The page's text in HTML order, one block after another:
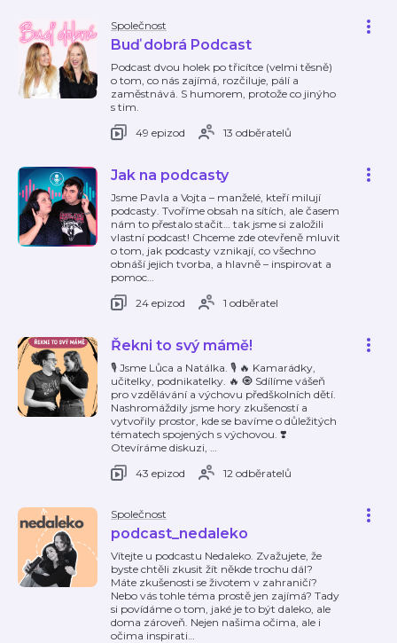
Společnost
Buď dobrá Podcast
Podcast dvou holek po třicítce (velmi těsně)
o tom, co nás zajímá, rozčiluje, pálí a
zaměstnává. S humorem, protože co jinýho
s tim.
49 epizod
13 odběratelů
Jak na podcasty
Jsme Pavla a Vojta – manželé, kteří milují
podcasty. Tvoříme obsah na sítích, ale časem
nám to přestalo stačit… tak jsme si založili
vlastní podcast! Chceme zde otevřeně mluvit
o tom, jak podcasty vznikají, co všechno
obnáší jejich tvorba, a hlavně – inspirovat a
pomoc…
24 epizod
1 odběratel
Řekni to svý mámě!
🎙️ Jsme Lůca a Natálka. 🎙️ 🔥 Kamarádky,
učitelky, podnikatelky. 🔥 🧿 Sdílíme vášeň
pro vzdělávání a výchovu předškolních dětí.
Nashromáždily jsme hory zkušeností a
vytvořily prostor, kde se bavíme o důležitých
tématech spojených s výchovou. ❣️
Otevíráme diskuzi, …
43 epizod
12 odběratelů
Společnost
podcast_nedaleko
Vítejte u podcastu Nedaleko. Zvažujete, že
byste chtěli zkusit žít někde trochu dál?
Máte zkušenosti se životem v zahraničí?
Nebo vás tohle téma prostě jen zajímá? Tady
si povídáme o tom, jaké je to být daleko, ale
doma zároveň. Nejen našima očima, ale i
očima inspirati…